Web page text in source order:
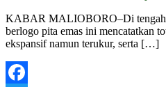
KABAR MALIOBORO–Di tengah
berlogo pita emas ini mencatatkan
ekspansif namun terukur, serta […]